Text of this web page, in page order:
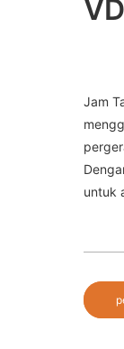
Jam
untuk